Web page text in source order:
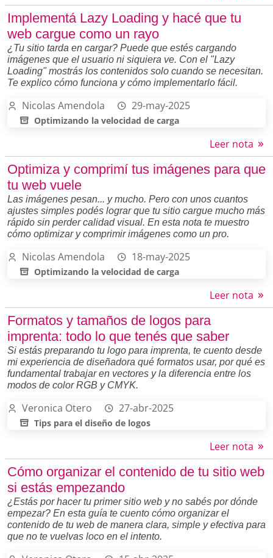
Implementá Lazy Loading y hacé que tu
web cargue como un rayo
¿Tu sitio tarda en cargar? Puede que estés cargando
imágenes que el usuario ni siquiera ve. Con el "Lazy
Loading" mostrás los contenidos solo cuando se necesitan.
Te explico cómo funciona y cómo implementarlo fácil.
Nicolas Amendola 29-may-2025
Optimizando la velocidad de carga
Leer nota
Optimiza y comprimí tus imágenes para que
tu web vuele
Las imágenes pesan... y mucho. Pero con unos cuantos
ajustes simples podés lograr que tu sitio cargue mucho más
rápido sin perder calidad visual. En esta nota te muestro
cómo optimizar y comprimir imágenes como un pro.
Nicolas Amendola 18-may-2025
Optimizando la velocidad de carga
Leer nota
Formatos y tamaños de logos para
imprenta: todo lo que tenés que saber
Si estás preparando tu logo para imprenta, te cuento desde
mi experiencia de diseñadora qué formatos usar, por qué es
fundamental trabajar en vectores y la diferencia entre los
modos de color RGB y CMYK.
Veronica Otero 27-abr-2025
Tips para el diseño de logos
Leer nota
Cómo organizar el contenido de tu sitio web
si estás empezando
¿Estás por hacer tu primer sitio web y no sabés por dónde
empezar? En esta guía te cuento cómo organizar el
contenido de tu web de manera clara, simple y efectiva para
que no te vuelvas loco en el intento.